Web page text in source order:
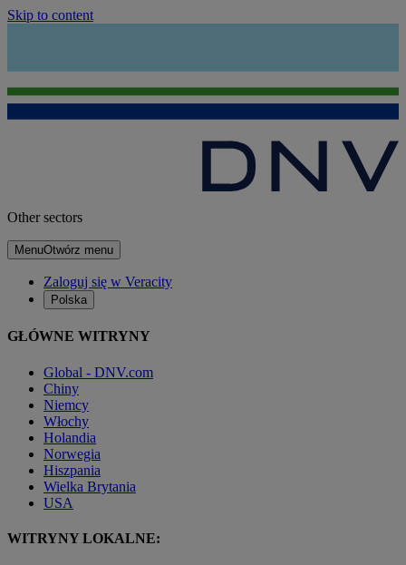
Skip to content
Other sectors
MenuOtwórz menu
Zaloguj się w Veracity
Polska
GŁÓWNE WITRYNY
Global - DNV.com
Chiny
Niemcy
Włochy
Holandia
Norwegia
Hiszpania
Wielka Brytania
USA
WITRYNY LOKALNE: